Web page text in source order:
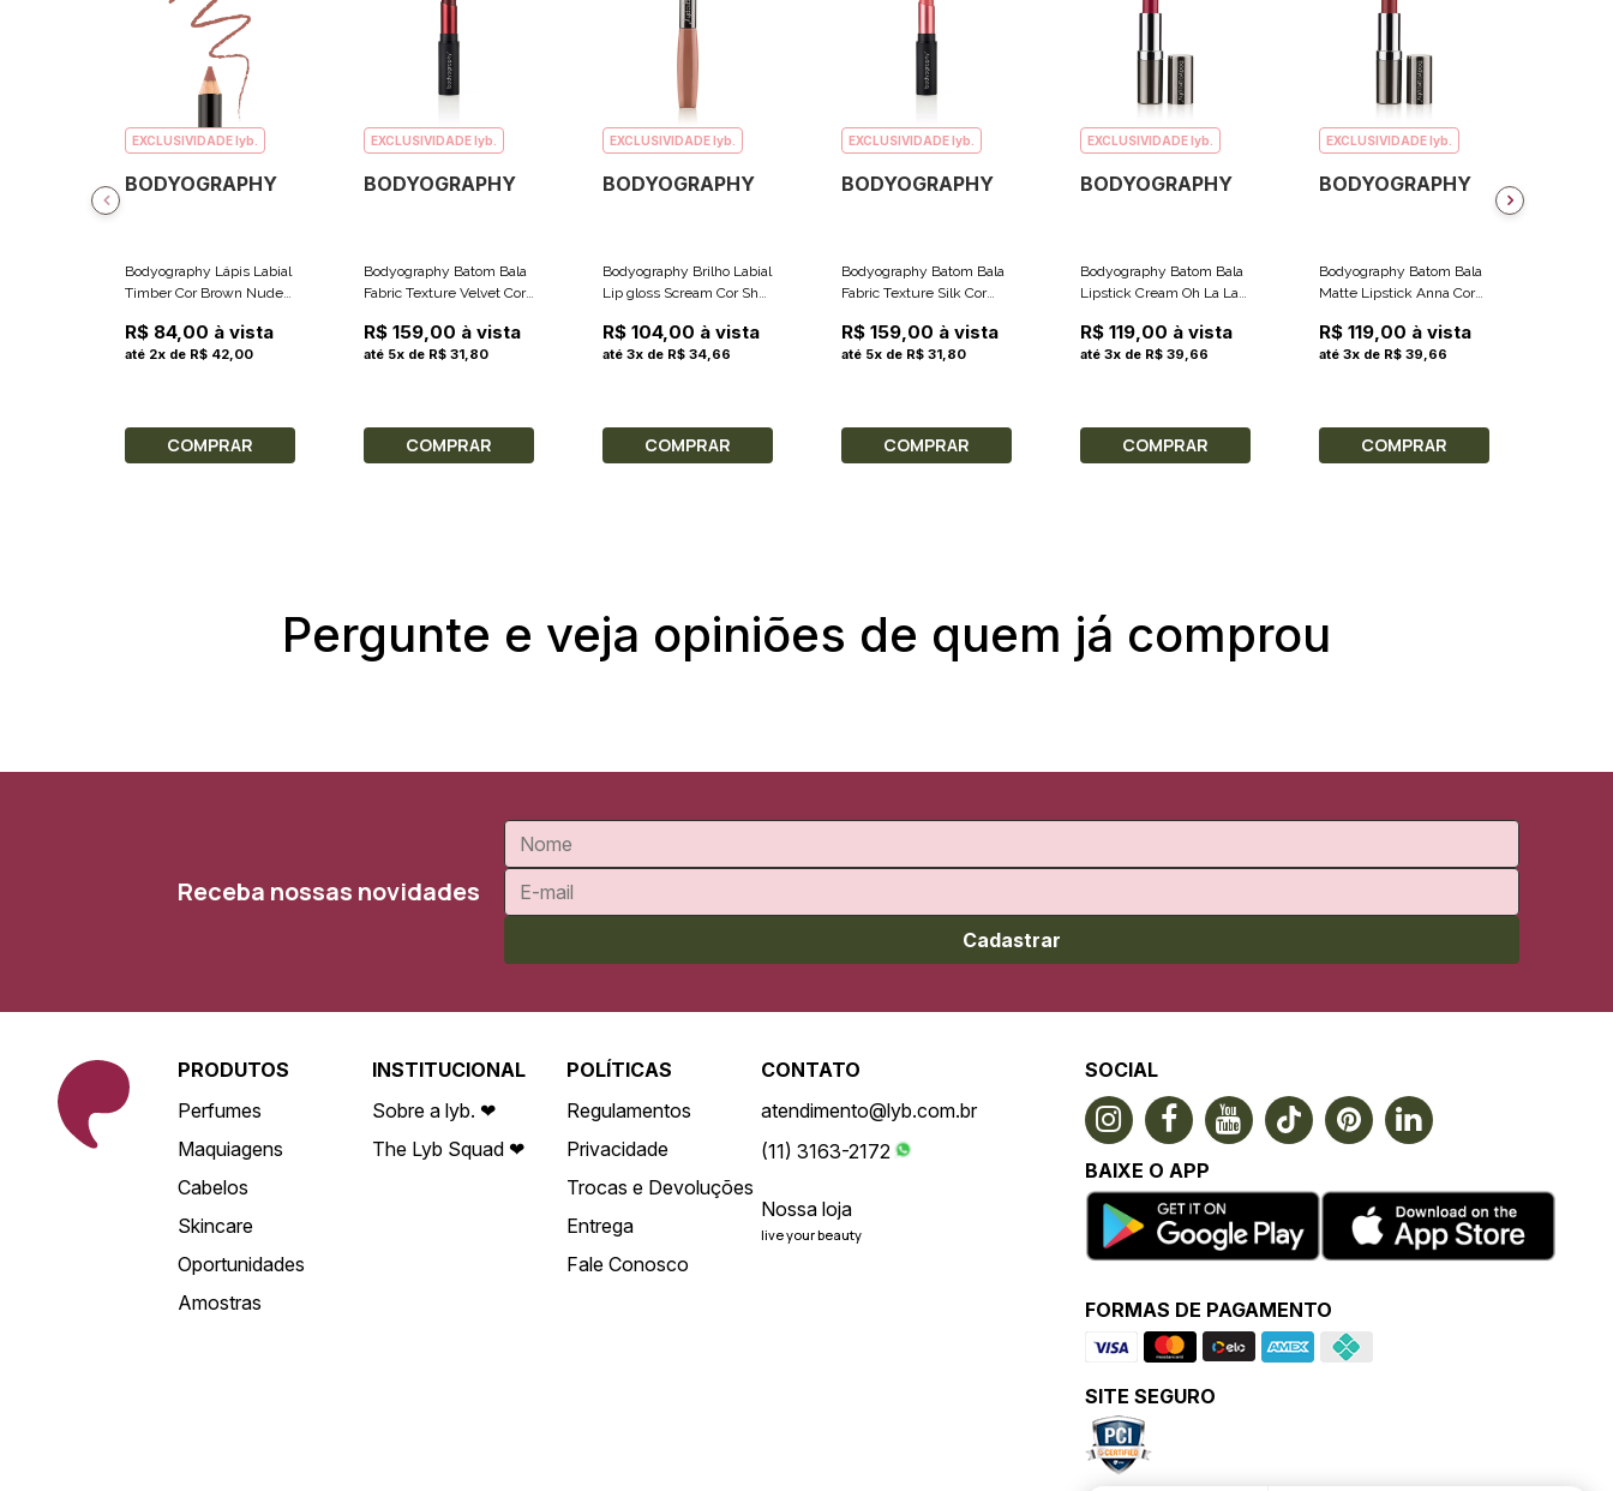
EXCLUSIVIDADE lyb.
BODYOGRAPHY
Bodyography Lápis Labial
Timber Cor Brown Nude
R$ 84,00 à vista
até 2x de R$ 42,00
COMPRAR
EXCLUSIVIDADE lyb.
BODYOGRAPHY
Bodyography Batom Bala
Fabric Texture Velvet Cor
R$ 159,00 à vista
até 5x de R$ 31,80
COMPRAR
EXCLUSIVIDADE lyb.
BODYOGRAPHY
Bodyography Brilho Labial
Lip gloss Scream Cor Shy
R$ 104,00 à vista
até 3x de R$ 34,66
COMPRAR
EXCLUSIVIDADE lyb.
BODYOGRAPHY
Bodyography Batom Bala
Fabric Texture Silk Cor
Coral) 4.5g
R$ 159,00 à vista
até 5x de R$ 31,80
COMPRAR
EXCLUSIVIDADE lyb.
BODYOGRAPHY
Bodyography Batom Bala
Lipstick Cream Oh La La
3.7g
R$ 119,00 à vista
até 3x de R$ 39,66
COMPRAR
EXCLUSIVIDADE lyb.
BODYOGRAPHY
Bodyography Batom Bala
Matte Lipstick Anna Cor
3.7g
R$ 119,00 à vista
até 3x de R$ 39,66
COMPRAR
Pergunte e veja opiniões de quem já comprou
Receba nossas novidades
Cadastrar
PRODUTOS
Perfumes
Maquiagens
Cabelos
Skincare
Oportunidades
Amostras
INSTITUCIONAL
Sobre a lyb. ❤
The Lyb Squad ❤
POLÍTICAS
Regulamentos
Privacidade
Trocas e Devoluções
Entrega
Fale Conosco
CONTATO
atendimento@lyb.com.br
(11) 3163-2172
Nossa loja
live your beauty
SOCIAL
BAIXE O APP
FORMAS DE PAGAMENTO
SITE SEGURO